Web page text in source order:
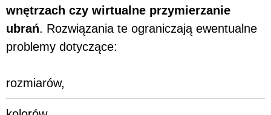
wnętrzach czy wirtualne przymierzanie
ubrań. Rozwiązania te ograniczają ewentualne
problemy dotyczące:
rozmiarów,